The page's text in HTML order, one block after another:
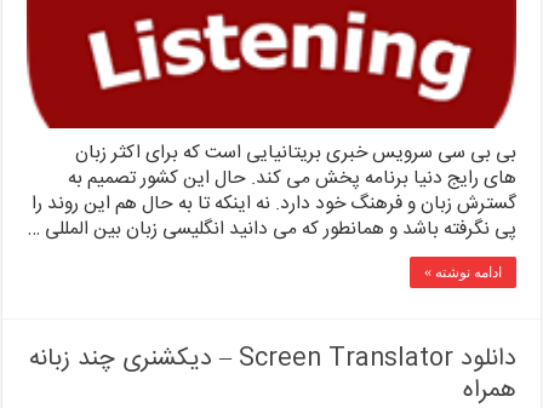
بی بی سی سرویس خبری بریتانیایی است که برای اکثر زبان
های رایج دنیا برنامه پخش می کند. حال این کشور تصمیم به
گسترش زبان و فرهنگ خود دارد. نه اینکه تا به حال هم این روند را
پی نگرفته باشد و همانطور که می دانید انگلیسی زبان بین المللی …
ادامه نوشته »
دانلود Screen Translator – دیکشنری چند زبانه
همراه